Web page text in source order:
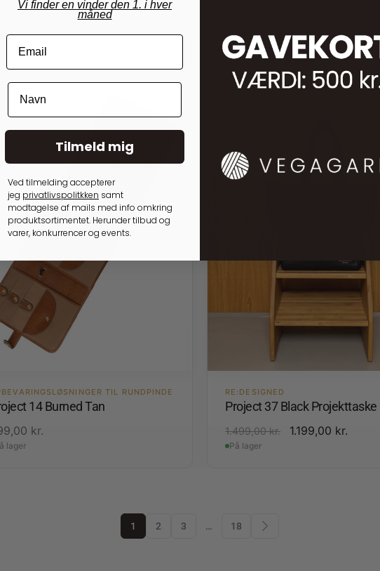
TIL RUNDPINDE
14 Burned Tan
kr.
lager
RE:DESIGNED
Project 37 Black Projekttaske
1.499,00kr. 1.199,00 kr.
På lager
1 2 3 … 18
Vi finder en vinder den 1. i hver
måned
Tilmeld mig
Ved tilmelding accepterer
jeg privatlivspolitkken samt
modtagelse af mails med info omkring
produktsortimentet. Herunder tilbud og
varer, konkurrencer og events.